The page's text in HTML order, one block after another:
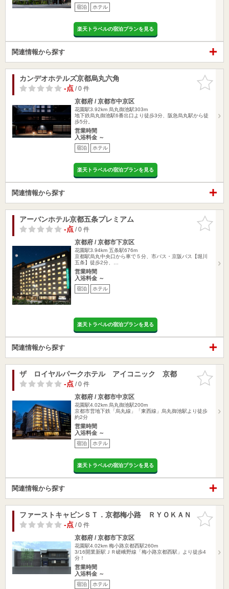
宿泊 ホテル
楽天トラベルの宿泊プランを見る
関連情報から探す
お気に入
りに追加
カンデオホテルズ京都烏丸六角
-点/ 0 件
京都府 / 京都市中京区
花園駅3.92km 烏丸御池駅303m
地下鉄烏丸御池駅6番出口より徒歩3分、阪急烏丸駅から徒
歩5分。
営業時間
入浴料金 ～
宿泊 ホテル
楽天トラベルの宿泊プランを見る
関連情報から探す
お気に入
りに追加
アーバンホテル京都五条プレミアム
-点/ 0 件
京都府 / 京都市下京区
花園駅3.94km 五条駅676m
京都駅烏丸中央口から車で５分、市バス・京阪バス【堀川
五条】徒歩2分、…
営業時間
入浴料金 ～
宿泊 ホテル
楽天トラベルの宿泊プランを見る
関連情報から探す
お気に入
りに追加
ザ ロイヤルパークホテル アイコニック 京都
-点/ 0 件
京都府 / 京都市中京区
花園駅4.02km 烏丸御池駅200m
京都市営地下鉄「烏丸線」「東西線」烏丸御池駅より徒歩
約2分
営業時間
入浴料金 ～
宿泊 ホテル
楽天トラベルの宿泊プランを見る
関連情報から探す
お気に入
りに追加
ファーストキャビンＳＴ．京都梅小路 ＲＹＯＫＡＮ
-点/ 0 件
京都府 / 京都市下京区
花園駅4.02km 梅小路京都西駅260m
3/16開業新駅ＪＲ嵯峨野線「梅小路京都西駅」より徒歩4
分！
営業時間
入浴料金 ～
宿泊 ホテル